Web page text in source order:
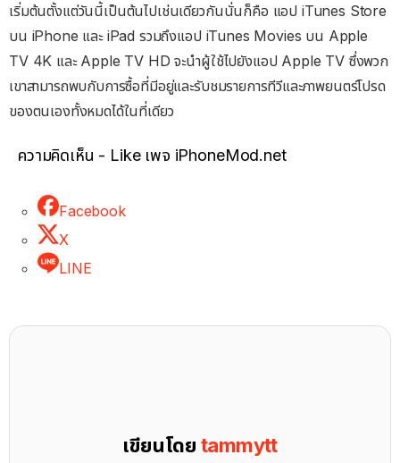
เริ่มต้นตั้งแต่วันนี้เป็นต้นไปเช่นเดียวกันนั่นก็คือ แอป iTunes Store
บน iPhone และ iPad รวมถึงแอป iTunes Movies บน Apple
TV 4K และ Apple TV HD จะนำผู้ใช้ไปยังแอป Apple TV ซึ่งพวก
เขาสามารถพบกับการซื้อที่มีอยู่และรับชมรายการทีวีและภาพยนตร์โปรด
ของตนเองทั้งหมดได้ในที่เดียว
ความคิดเห็น - Like เพจ iPhoneMod.net
Facebook
X
LINE
เขียนโดย tammytt